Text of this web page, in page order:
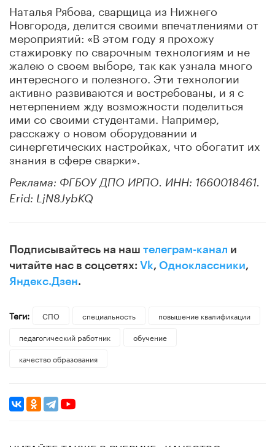
Наталья Рябова, сварщица из Нижнего
Новгорода, делится своими впечатлениями от
мероприятий: «В этом году я прохожу
стажировку по сварочным технологиям и не
жалею о своем выборе, так как узнала много
интересного и полезного. Эти технологии
активно развиваются и востребованы, и я с
нетерпением жду возможности поделиться
ими со своими студентами. Например,
расскажу о новом оборудовании и
синергетических настройках, что обогатит их
знания в сфере сварки».
Реклама: ФГБОУ ДПО ИРПО. ИНН: 1660018461.
Erid: LjN8JybKQ
Подписывайтесь на наш телеграм-канал и
читайте нас в соцсетях: Vk, Одноклассники,
Яндекс.Дзен.
Теги: СПО специальность
повышение квалификации
педагогический работник
обучение
качество образования